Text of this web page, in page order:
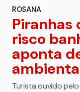
ROSANA
Piranhas
risco
aponta
Turista ouvido